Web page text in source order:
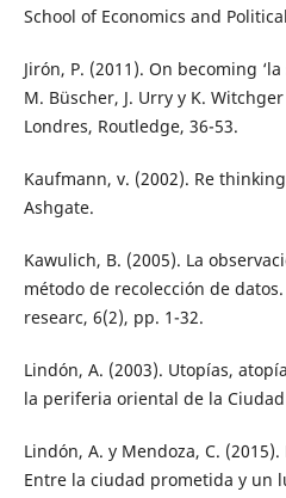
School of Economics and
Jirón, P. (2011). On becoming
M. Büscher, J. Urry y K.
Londres, Routledge, 36-53.
Kaufmann, v. (2002). Re
Ashgate.
Kawulich, B. (2005). La
método de recolección de
researc, 6(2), pp. 1-32.
Lindón, A. (2003). Utopías,
la periferia oriental de la
Lindón, A. y Mendoza, C.
Entre la ciudad prometida y un